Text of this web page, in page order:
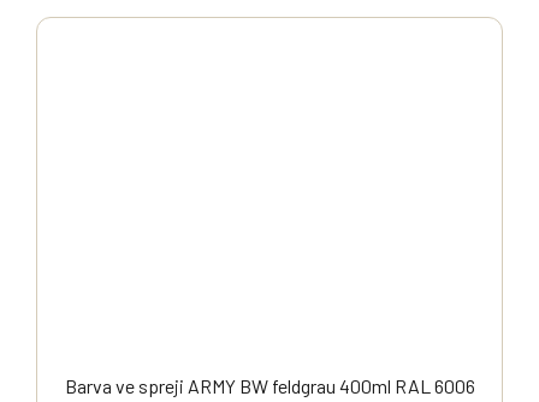
Barva ve spreji ARMY BW feldgrau 400ml RAL 6006